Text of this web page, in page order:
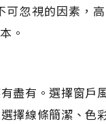
忽視的因素，
。
盡有。選擇窗戶
擇線條簡潔、色